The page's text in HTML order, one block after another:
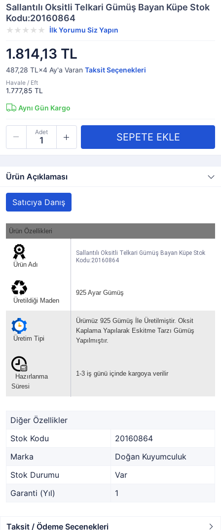
Sallantılı Oksitli Telkari Gümüş Bayan Küpe Stok
Kodu:20160864
İlk Yorumu Siz Yapın
1.814,13 TL
487,28 TL×4 Ay'a Varan Taksit Seçenekleri
Havale / Eft
1.777,85 TL
Aynı Gün Kargo
Adet
Ürün Açıklaması
Satıcıya Danış
Ürün Özellikleri
Ürün Adı
Sallantılı Oksitli Telkari Gümüş Bayan Küpe Stok
Kodu:20160864
Üretildiği Maden
925 Ayar Gümüş
Üretim Tipi
Ürümüz 925 Gümüş İle Üretilmiştir. Oksit
Kaplama Yapılarak Eskitme Tarzı Gümüş
Yapılmıştır.
Hazırlanma
Süresi
1-3 iş günü içinde kargoya verilir
Diğer Özellikler
Stok Kodu
20160864
Marka
Doğan Kuyumculuk
Stok Durumu
Var
Garanti (Yıl)
1
Taksit / Ödeme Seçenekleri